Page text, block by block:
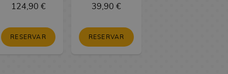
124,90 €
RESERVAR
39,90 €
RESERVAR